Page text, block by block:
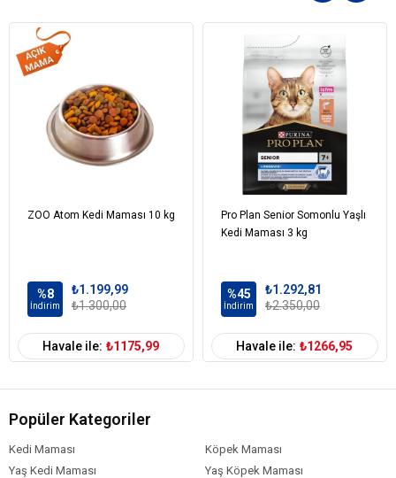
Reflex Multi Color Tavuklu ve Pirinçli Yetişkin Kedi
Maması İçindekiler
Bileşim
Vitamin B12
Vitamin B1
Vitamin B6
Vitamin D
Mısır
Vitamin E
Çinko
Keten Tohumu
Ca.dpantotenat Ve Mineraller
Biotin
Niasin
Ciğer Aroması
Tavuk Ve Tavuk Eti Ürünleri Unu
Vitamin K
ZOO Atom Kedi Maması 10 kg
%8
İndirim
₺1.199,99
₺1.300,00
Havale ile: ₺1175,99
Pro Plan Senior Somonlu Yaşlı
Kedi Maması 3 kg
%45
İndirim
₺1.292,81
₺2.350,00
Havale ile: ₺1266,95
Popüler Kategoriler
Kedi Maması
Köpek Maması
Yaş Kedi Maması
Yaş Köpek Maması